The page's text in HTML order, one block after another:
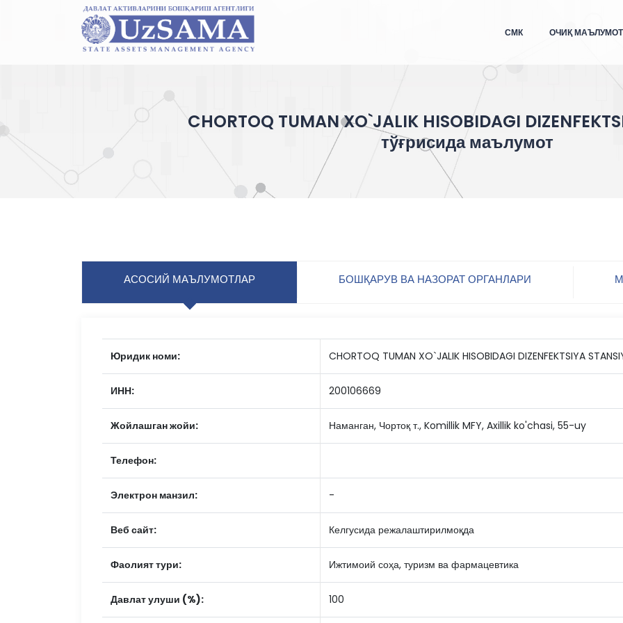
СМК ОЧИҚ
CHORTOQ TUMAN XO`JALIK HISOBIDAGI
тўғрисида маълумот
АСОСИЙ МАЪЛУМОТЛАР БОШҚАРУВ ВА НАЗОРАТ ОРГАНЛАРИ
Юридик номи: CHORTOQ TUMAN XO`JALIK HISOBIDAGI DIZENFEKTSIYA
ИНН: 200106669
Жойлашган жойи: Наманган, Чортоқ т., Komillik MFY, Axillik ko'chasi, 55-uy
Телефон:
Электрон манзил: -
Веб сайт: Келгусида режалаштирилмоқда
Фаолият тури: Ижтимоий соҳа, туризм ва фармацевтика
Давлат улуши (%): 100